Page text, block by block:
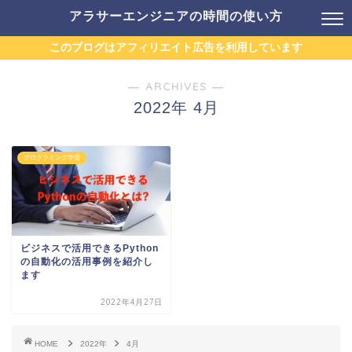
アラサーエンジニアの時間の使い方
このブログはアフィリエイト広告を利用しています
― ARCHIVES ―
2022年 4月
プログラミング学習
ビジネスで活用できるPython
の自動化の活用事例を紹介し
ます
2022年4月27日
HOME 2022年 4月